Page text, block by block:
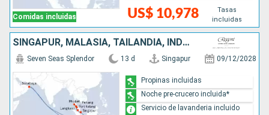
Comidas incluidas US$ 10,978
Tasas
incluidas
SINGAPUR, MALASIA, TAILANDIA, INDONESIA
Seven Seas Splendor 13 d Singapur 09/12/2028
Propinas incluidas
Noche pre-crucero incluida*
Servicio de lavanderia incluido